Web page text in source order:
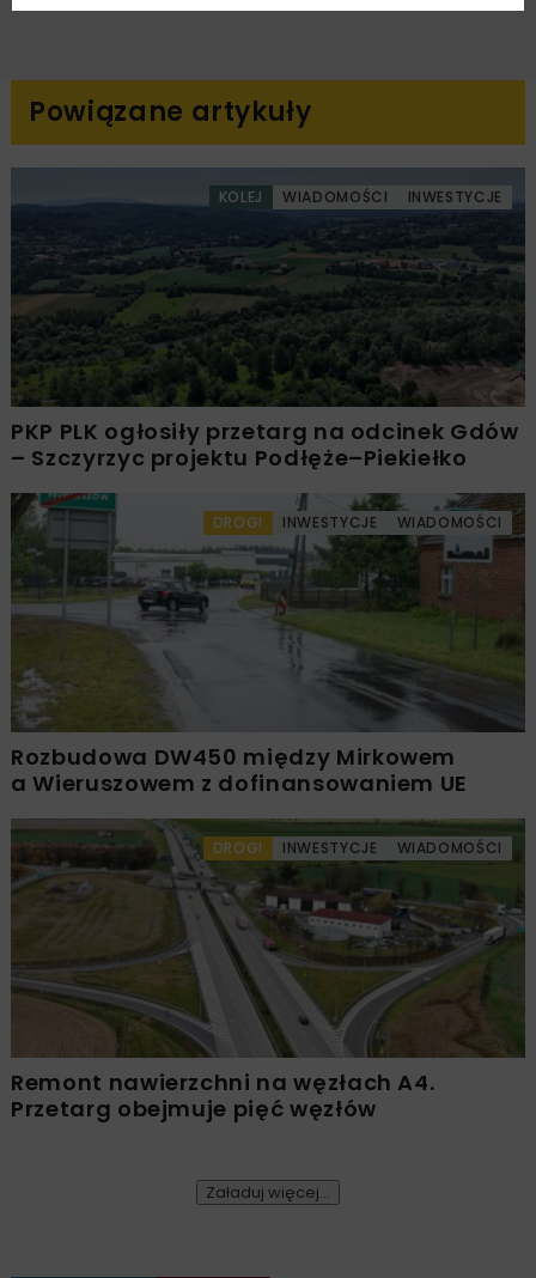
Powiązane artykuły
KOLEJ WIADOMOŚCI INWESTYCJE
PKP PLK ogłosiły przetarg na odcinek Gdów
– Szczyrzyc projektu Podłęże–Piekiełko
DROGI INWESTYCJE WIADOMOŚCI
Rozbudowa DW450 między Mirkowem
a Wieruszowem z dofinansowaniem UE
DROGI INWESTYCJE WIADOMOŚCI
Remont nawierzchni na węzłach A4.
Przetarg obejmuje pięć węzłów
Załaduj więcej...